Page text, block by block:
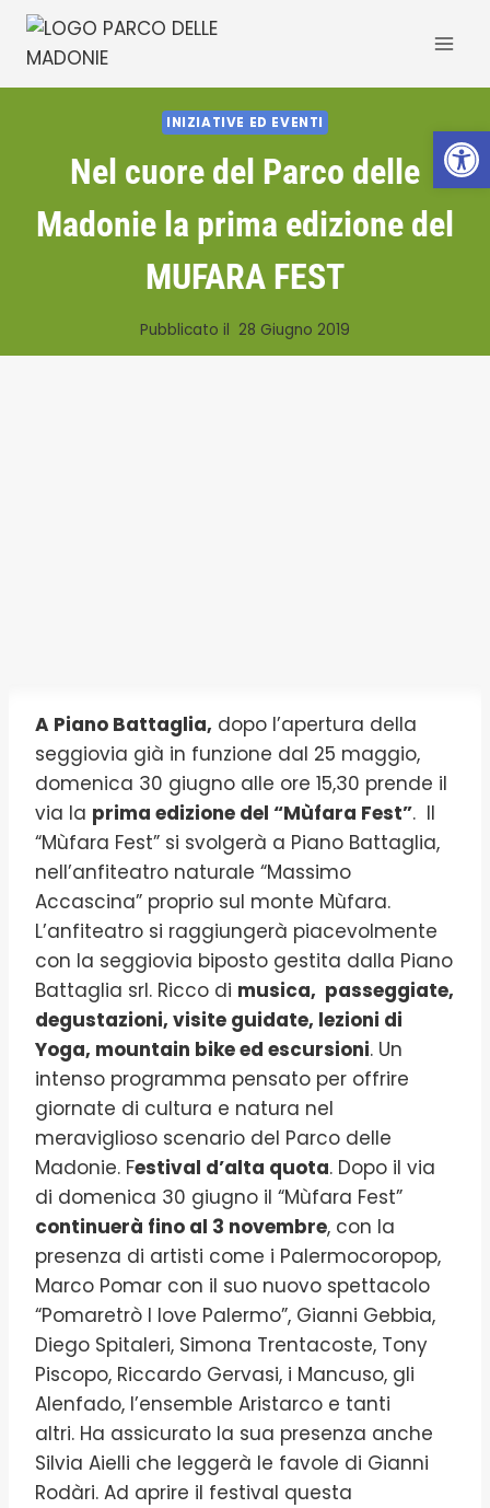
Apri
Salta
contenuto
INIZIATIVE ED EVENTI
Nel cuore del Parco delle
Madonie la prima edizione del
MUFARA FEST
Pubblicato il 28 Giugno 2019
A Piano Battaglia, dopo l’apertura della
seggiovia già in funzione dal 25 maggio,
domenica 30 giugno alle ore 15,30 prende il
via la prima edizione del “Mùfara Fest”. Il
“Mùfara Fest” si svolgerà a Piano Battaglia,
nell’anfiteatro naturale “Massimo
Accascina” proprio sul monte Mùfara.
L’anfiteatro si raggiungerà piacevolmente
con la seggiovia biposto gestita dalla Piano
Battaglia srl. Ricco di musica, passeggiate,
degustazioni, visite guidate, lezioni di
Yoga, mountain bike ed escursioni. Un
intenso programma pensato per offrire
giornate di cultura e natura nel
meraviglioso scenario del Parco delle
Madonie. Festival d’alta quota. Dopo il via
di domenica 30 giugno il “Mùfara Fest”
continuerà fino al 3 novembre, con la
presenza di artisti come i Palermocoropop,
Marco Pomar con il suo nuovo spettacolo
“Pomaretrò I love Palermo”, Gianni Gebbia,
Diego Spitaleri, Simona Trentacoste, Tony
Piscopo, Riccardo Gervasi, i Mancuso, gli
Alenfado, l’ensemble Aristarco e tanti
altri. Ha assicurato la sua presenza anche
Silvia Aielli che leggerà le favole di Gianni
Rodàri. Ad aprire il festival questa